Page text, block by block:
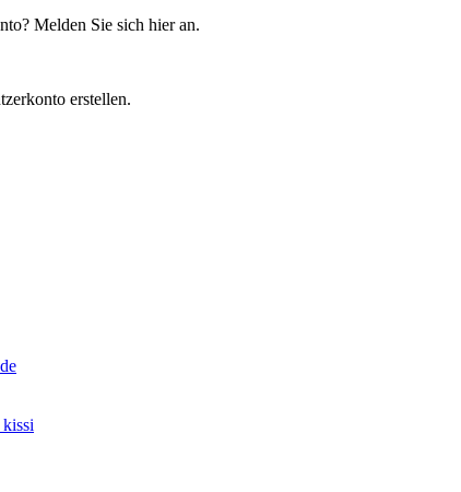
Melden Sie sich hier an.
erstellen.